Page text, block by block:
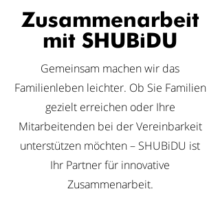
Zusammenarbeit
mit SHUBiDU
Gemeinsam machen wir das
Familienleben leichter. Ob Sie Familien
gezielt erreichen oder Ihre
Mitarbeitenden bei der Vereinbarkeit
unterstützen möchten – SHUBiDU ist
Ihr Partner für innovative
Zusammenarbeit.